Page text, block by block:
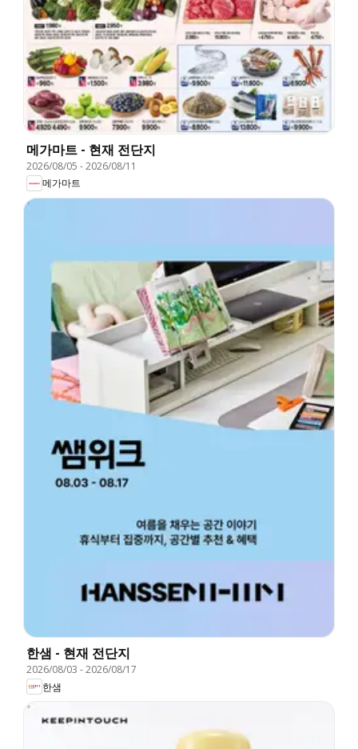
메가마트 - 현재 전단지
2026/08/05 -2026/08/11
메가마트
한샘 - 현재 전단지
2026/08/03 -2026/08/17
한샘